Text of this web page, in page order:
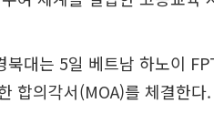
북대는 5일 베트남 하노이
합의각서(MOA)를 체결한다.